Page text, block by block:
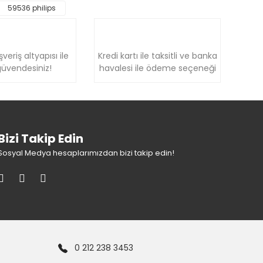
59536 philips
altyapısı ile
Kredi kartı ile taksitli ve banka
havalesi ile ödeme seçeneği
Takip Edin
Medya hesaplarımızdan bizi takip edin!
0 212 238 3453